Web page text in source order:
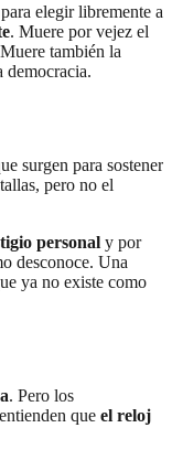
elegir libremente a
. Muere por vejez el
también la
democracia.
surgen para sostener
pero no el
personal y por
desconoce. Una
ya no existe como
. Pero los
que el reloj